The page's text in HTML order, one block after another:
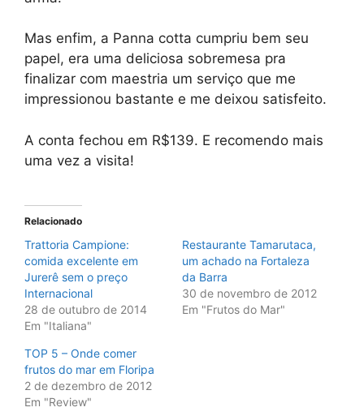
Mas enfim, a Panna cotta cumpriu bem seu
papel, era uma deliciosa sobremesa pra
finalizar com maestria um serviço que me
impressionou bastante e me deixou satisfeito.
A conta fechou em R$139. E recomendo mais
uma vez a visita!
Relacionado
Trattoria Campione:
comida excelente em
Jurerê sem o preço
Internacional
28 de outubro de 2014
Em "Italiana"
Restaurante Tamarutaca,
um achado na Fortaleza
da Barra
30 de novembro de 2012
Em "Frutos do Mar"
TOP 5 – Onde comer
frutos do mar em Floripa
2 de dezembro de 2012
Em "Review"